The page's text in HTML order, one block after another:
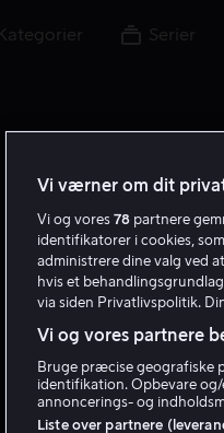
Kategorier Serier
Vi værner om dit
Vi og vores 78 partnere
identifikatorer i cookies,
administrere dine valg ved
hvis et
via siden Privatlivspolitik.
Vi og vores partnere
Bruge præcise geografiske
identifikation. Opbevare og/
annoncerings- og
Liste over partnere